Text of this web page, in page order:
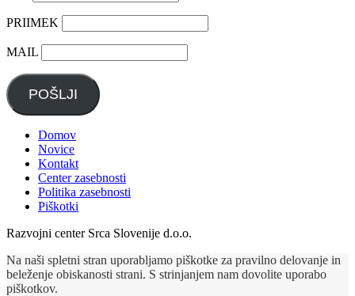
PRIIMEK
MAIL
POŠLJI
Domov
Novice
Kontakt
Center zasebnosti
Politika zasebnosti
Piškotki
Razvojni center Srca Slovenije d.o.o.
Na naši spletni stran uporabljamo piškotke za pravilno delovanje in
beleženje obiskanosti strani. S strinjanjem nam dovolite uporabo
piškotkov.